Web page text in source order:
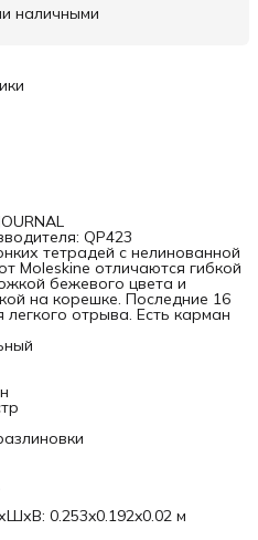
наличными
QP423
тетрадей с нелинованной
Moleskine отличаются гибкой
бежевого цвета и
на корешке. Последние 16
отрыва. Есть карман
0.253x0.192x0.02 м